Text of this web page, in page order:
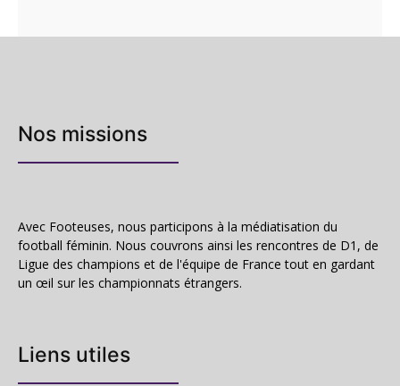
Nos missions
Avec Footeuses, nous participons à la médiatisation du
football féminin. Nous couvrons ainsi les rencontres de D1, de
Ligue des champions et de l'équipe de France tout en gardant
un œil sur les championnats étrangers.
Liens utiles